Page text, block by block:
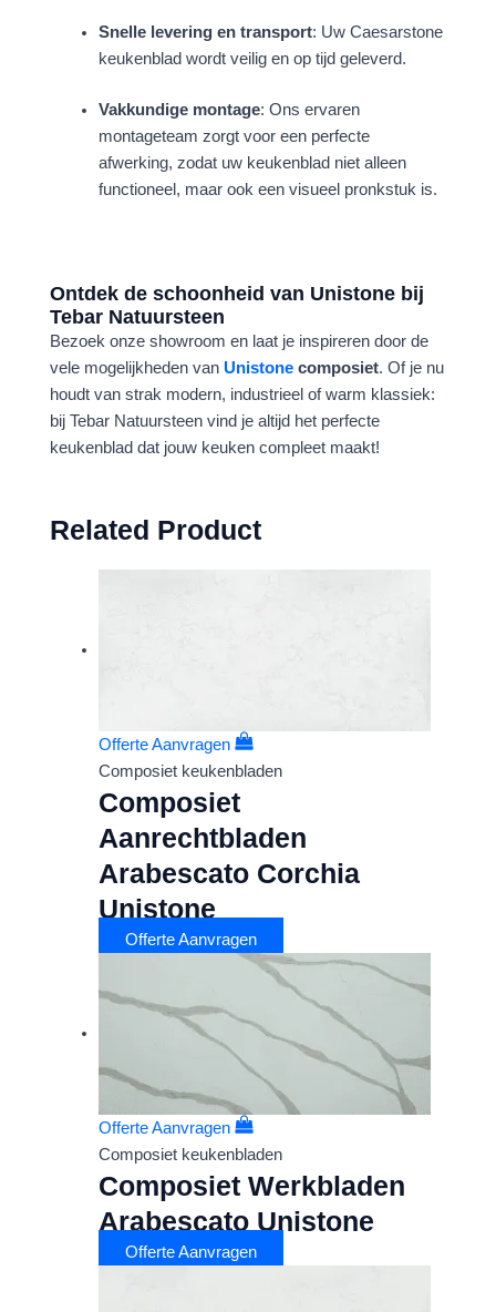
Snelle levering en transport: Uw Caesarstone
keukenblad wordt veilig en op tijd geleverd.
Vakkundige montage: Ons ervaren
montageteam zorgt voor een perfecte
afwerking, zodat uw keukenblad niet alleen
functioneel, maar ook een visueel pronkstuk is.
Ontdek de schoonheid van Unistone bij
Tebar Natuursteen
Bezoek onze showroom en laat je inspireren door de
vele mogelijkheden van Unistone composiet. Of je nu
houdt van strak modern, industrieel of warm klassiek:
bij Tebar Natuursteen vind je altijd het perfecte
keukenblad dat jouw keuken compleet maakt!
Related Product
Offerte Aanvragen
Composiet keukenbladen
Composiet
Aanrechtbladen
Arabescato Corchia
Unistone
Offerte Aanvragen
Offerte Aanvragen
Composiet keukenbladen
Composiet Werkbladen
Arabescato Unistone
Offerte Aanvragen